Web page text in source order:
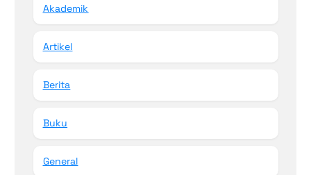
Akademik
Artikel
Berita
Buku
General